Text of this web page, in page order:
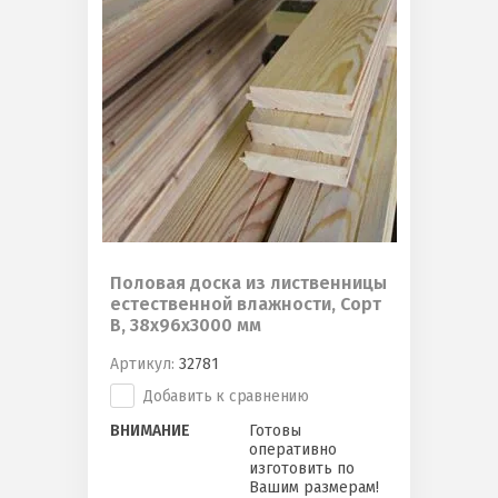
Половая доска из лиственницы
естественной влажности, Сорт
B, 38х96х3000 мм
Артикул: 32781
Добавить к сравнению
ВНИМАНИЕ
Готовы
оперативно
изготовить по
Вашим размерам!